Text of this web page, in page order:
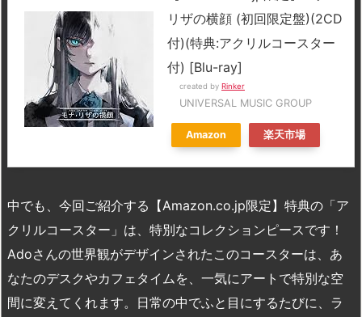
リザの横顔 (初回限定盤)(2CD
付)(特典:アクリルコースター
付) [Blu-ray]
created by Rinker
UNIVERSAL MUSIC GROUP
Amazon 楽天市場
中でも、今回ご紹介する【Amazon.co.jp限定】特典の「ア
クリルコースター」は、特別なコレクションピースです！
Adoさんの世界観がデザインされたこのコースターは、あ
なたのデスクやカフェタイムを、一気にアートで特別な空
間に変えてくれます。日常の中でふと目にするたびに、ラ